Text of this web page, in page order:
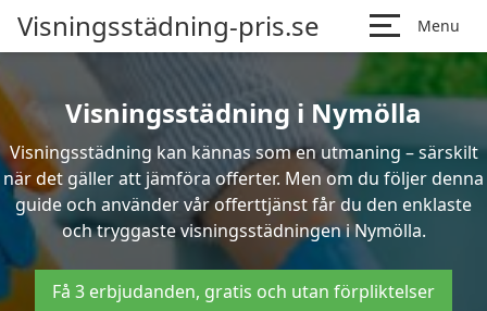
Visningsstädning-pris.se Menu
Visningsstädning i Nymölla
Visningsstädning kan kännas som en utmaning – särskilt
när det gäller att jämföra offerter. Men om du följer denna
guide och använder vår offerttjänst får du den enklaste
och tryggaste visningsstädningen i Nymölla.
Få 3 erbjudanden, gratis och utan förpliktelser